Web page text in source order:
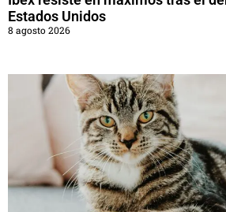
Estados Unidos
8 agosto 2026